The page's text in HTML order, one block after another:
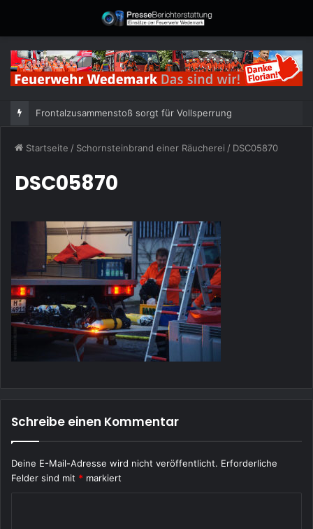
Frontalzusammenstoß sorgt für Vollsperrung
Startseite / Schornsteinbrand einer Räucherei / DSC05870
DSC05870
Schreibe einen Kommentar
Deine E-Mail-Adresse wird nicht veröffentlicht. Erforderliche
Felder sind mit * markiert